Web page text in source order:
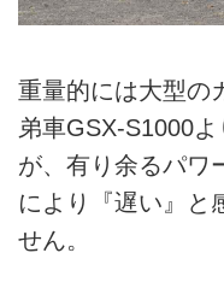
重量的には大型の
弟車GSX-S1000
が、有り余るパワ
により『遅い』と
せん。